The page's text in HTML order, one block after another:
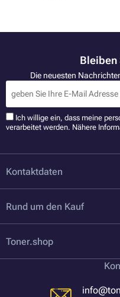
Bleiben
Die neuesten
Ich willige ein, dass meine
verarbeitet werden. Nähere
Kontaktdaten
Rund um den Kauf
Toner.shop